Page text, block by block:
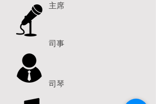
主席
司事
司琴